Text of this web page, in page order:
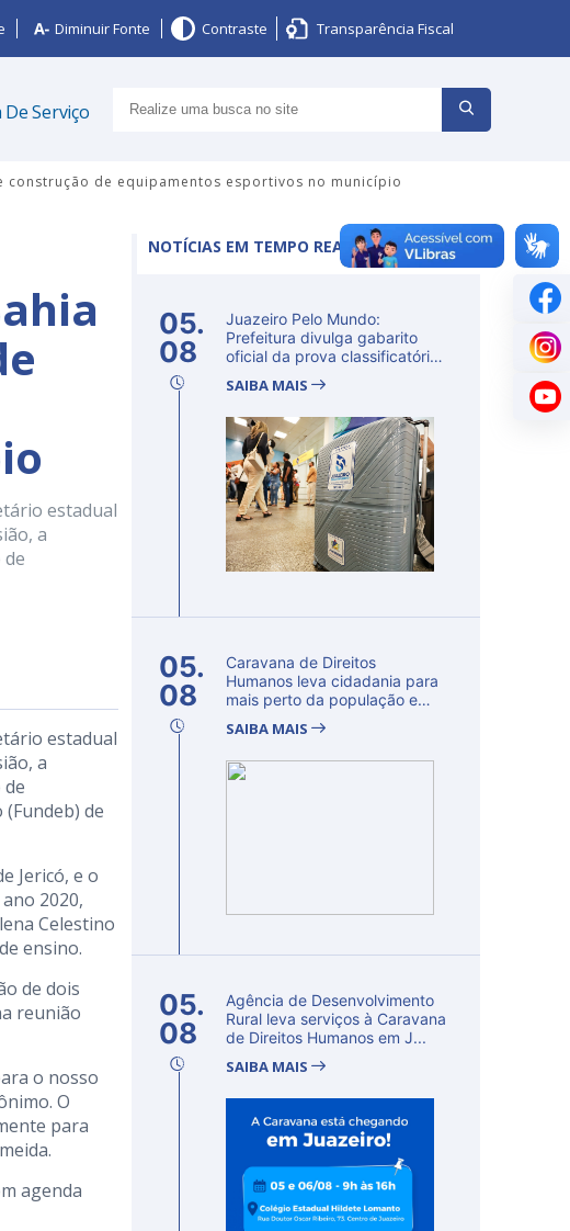
Diminuir Fonte Contraste Transparência Fiscal
De Serviço
construção de equipamentos esportivos no município
estadual
a
estadual
a
de
Jericó, e o
2020,
Celestino
ensino.
de dois
reunião
o nosso
O
para
agenda
NOTÍCIAS EM TEMPO REAL
05.
08
Juazeiro Pelo Mundo:
Prefeitura divulga gabarito
oficial da prova classificatória
SAIBA MAIS
05.
08
Caravana de Direitos
Humanos leva cidadania para
mais perto da população e
SAIBA MAIS
05.
08
Agência de Desenvolvimento
Rural leva serviços à Caravana
de Direitos Humanos em J...
SAIBA MAIS